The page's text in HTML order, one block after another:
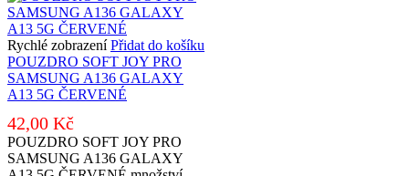
Rychlé zobrazení Přidat do košíku
POUZDRO SOFT JOY PRO
SAMSUNG A136 GALAXY
A13 5G ČERVENÉ
42,00 Kč
POUZDRO SOFT JOY PRO
SAMSUNG A136 GALAXY